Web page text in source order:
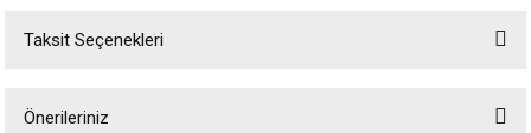
Taksit Seçenekleri
Önerileriniz